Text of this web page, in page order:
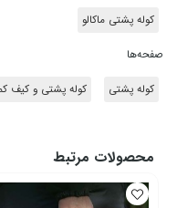
کوله پشتی ماکالو
صفحه‌ها
کوله پشتی کوله پشتی و کیف
محصولات مرتبط